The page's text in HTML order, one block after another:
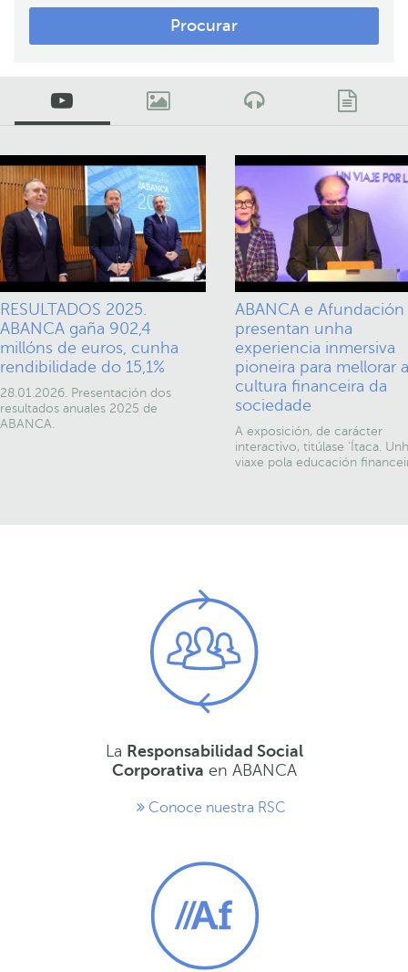
Procurar
RESULTADOS 2025.
ABANCA gaña 902,4
millóns de euros, cunha
rendibilidade do 15,1%
28.01.2026. Presentación dos
resultados anuales 2025 de
ABANCA.
ABANCA e Afundación
presentan unha
experiencia inmersiva
pioneira para mellorar a
cultura financeira da
sociedade
A exposición, de carácter
interactivo, titúlase ‘Ítaca.
viaxe pola educación
La Responsabilidad Social
Corporativa en ABANCA
Conoce nuestra RSC